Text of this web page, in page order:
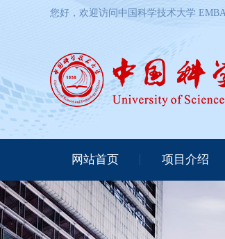
您好，欢迎访问中国科学技术大学
网站首页 项目介绍